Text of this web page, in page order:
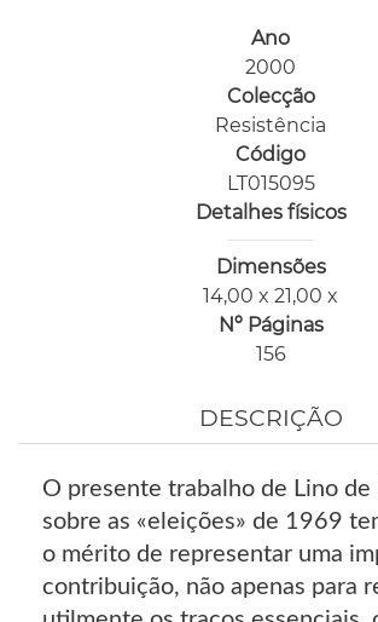
Ano
2000
Colecção
Resistência
Código
LT015095
Detalhes físicos
Dimensões
14,00 x 21,00 x
Nº Páginas
156
DESCRIÇÃO
O presente trabalho de Lino de
sobre as «eleições» de 1969
o mérito de representar uma
contribuição, não apenas para